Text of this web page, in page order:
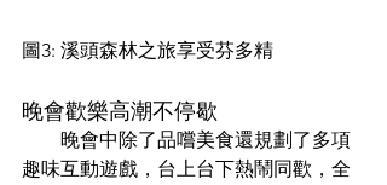
圖3: 溪頭森林之旅享受芬多精
晚會歡樂高潮不停歇
趣味互動遊戲，台上台下熱鬧同歡，全